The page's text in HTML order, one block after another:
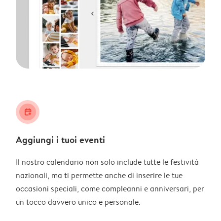
calendar_plus
Aggiungi i tuoi eventi
Il nostro calendario non solo include tutte le festività
nazionali, ma ti permette anche di inserire le tue
occasioni speciali, come compleanni e anniversari, per
un tocco davvero unico e personale.